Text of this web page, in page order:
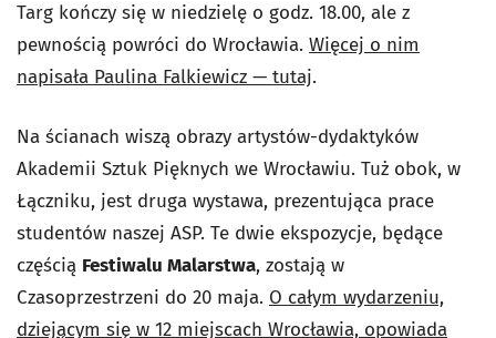
Targ kończy się w niedzielę o godz. 18.00, ale z
pewnością powróci do Wrocławia. Więcej o nim
napisała Paulina Falkiewicz — tutaj.
Na ścianach wiszą obrazy artystów-dydaktyków
Akademii Sztuk Pięknych we Wrocławiu. Tuż obok, w
Łączniku, jest druga wystawa, prezentująca prace
studentów naszej ASP. Te dwie ekspozycje, będące
częścią Festiwalu Malarstwa, zostają w
Czasoprzestrzeni do 20 maja. O całym wydarzeniu,
dziejącym się w 12 miejscach Wrocławia, opowiada